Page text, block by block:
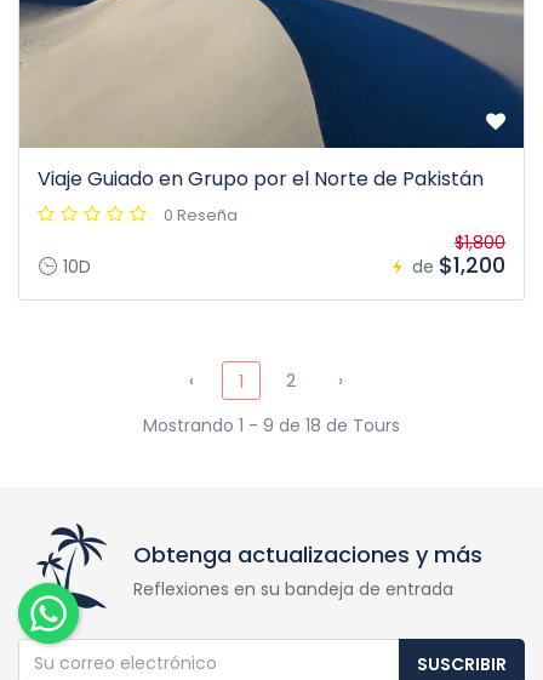
Viaje Guiado en Grupo por el Norte de Pakistán
0 Reseña
10D de
$1,800
$1,200
‹ 1 2
›
Mostrando 1 - 9 de 18 de Tours
Obtenga actualizaciones y más
Reflexiones en su bandeja de entrada
SUSCRIBIR